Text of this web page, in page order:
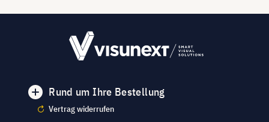
Rund um Ihre Bestellung
Vertrag widerrufen